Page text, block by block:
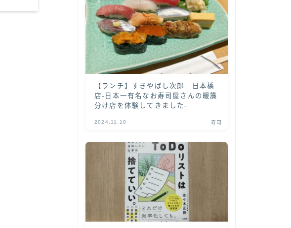
【ランチ】すきやばし次郎 日本橋
店-日本一有名なお寿司屋さんの暖簾
分け店を体験してきました-
2024.11.10 寿司